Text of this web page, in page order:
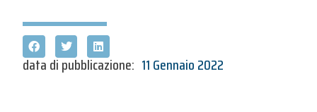
data di pubblicazione: 11 Gennaio 2022